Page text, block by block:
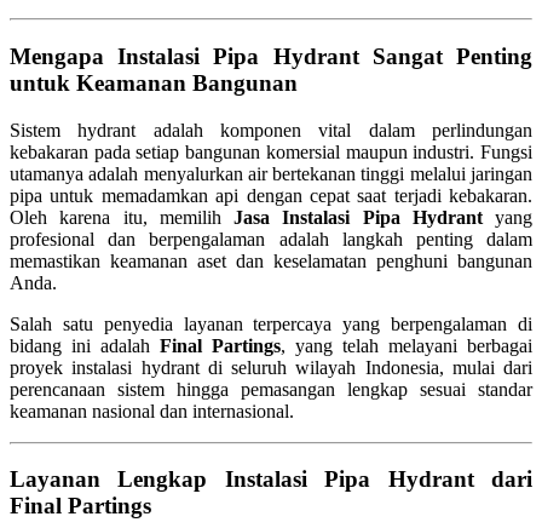
Mengapa Instalasi Pipa Hydrant Sangat Penting
untuk Keamanan Bangunan
Sistem hydrant adalah komponen vital dalam perlindungan
kebakaran pada setiap bangunan komersial maupun industri. Fungsi
utamanya adalah menyalurkan air bertekanan tinggi melalui jaringan
pipa untuk memadamkan api dengan cepat saat terjadi kebakaran.
Oleh karena itu, memilih Jasa Instalasi Pipa Hydrantyang
profesional dan berpengalaman adalah langkah penting dalam
memastikan keamanan aset dan keselamatan penghuni bangunan
Anda.
Salah satu penyedia layanan terpercaya yang berpengalaman di
bidang ini adalah Final Partings, yang telah melayani berbagai
proyek instalasi hydrant di seluruh wilayah Indonesia, mulai dari
perencanaan sistem hingga pemasangan lengkap sesuai standar
keamanan nasional dan internasional.
Layanan Lengkap Instalasi Pipa Hydrant dari
Final Partings